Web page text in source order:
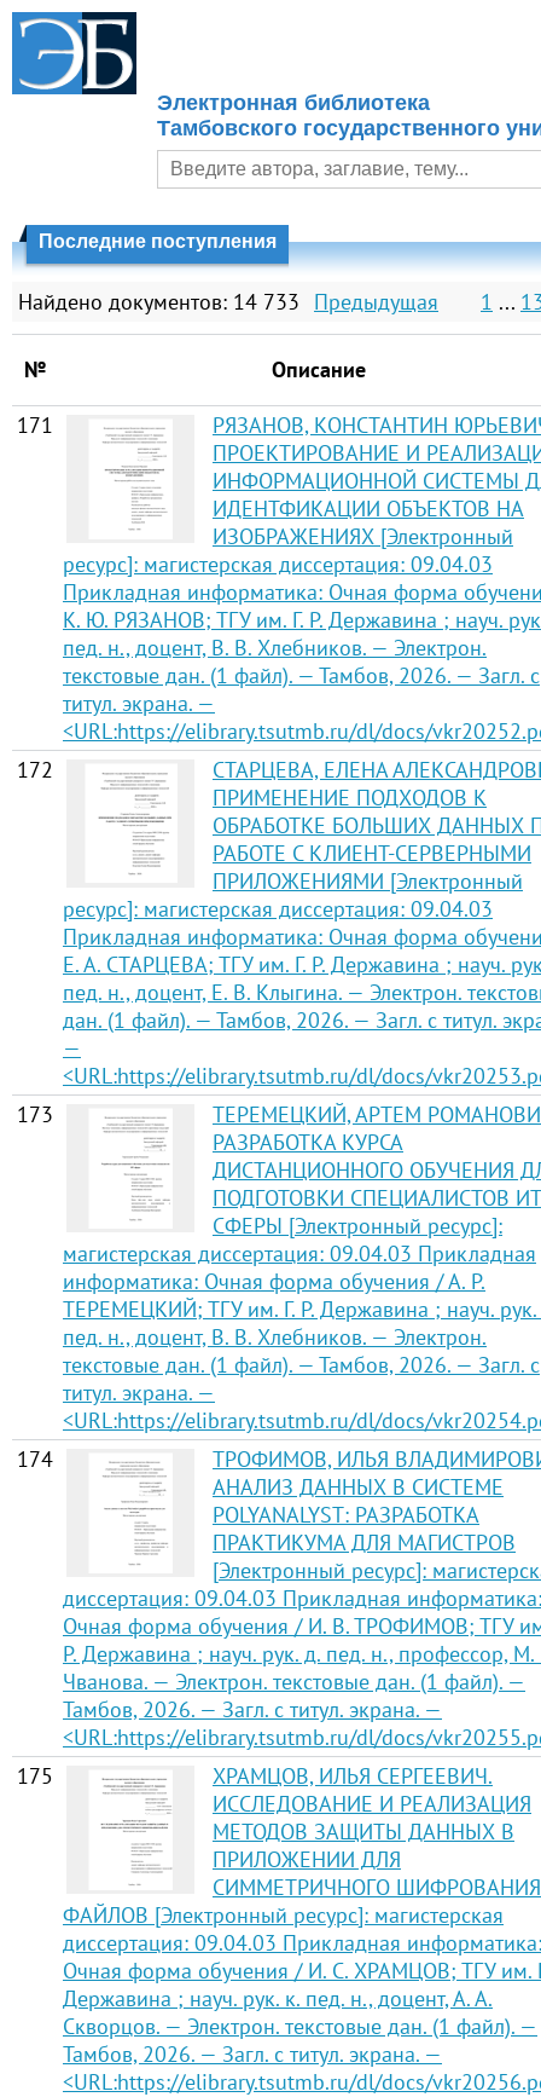
Электронная библиотека
Тамбовского государственного
Последние поступления
Найдено документов: 14 733 Предыдущая 1 ...
№
Описание
171
РЯЗАНОВ, КОНСТАНТИН
ПРОЕКТИРОВАНИЕ И
ИНФОРМАЦИОННОЙ СИСТЕМЫ
ИДЕНТФИКАЦИИ ОБЪЕКТОВ НА
ИЗОБРАЖЕНИЯХ [Электронный
ресурс]: магистерская диссертация: 09.04.03
Прикладная информатика: Очная форма
К. Ю. РЯЗАНОВ; ТГУ им. Г. Р. Державина ; науч.
пед. н., доцент, В. В. Хлебников. — Электрон.
текстовые дан. (1 файл). — Тамбов, 2026. — Загл. с
титул. экрана. —
<URL:https://elibrary.tsutmb.ru/dl/docs/
172
СТАРЦЕВА, ЕЛЕНА
ПРИМЕНЕНИЕ ПОДХОДОВ К
ОБРАБОТКЕ БОЛЬШИХ ДАННЫХ
РАБОТЕ С КЛИЕНТ-СЕРВЕРНЫМИ
ПРИЛОЖЕНИЯМИ [Электронный
ресурс]: магистерская диссертация: 09.04.03
Прикладная информатика: Очная форма
Е. А. СТАРЦЕВА; ТГУ им. Г. Р. Державина ; науч.
пед. н., доцент, Е. В. Клыгина. — Электрон.
дан. (1 файл). — Тамбов, 2026. — Загл. с титул.
—
<URL:https://elibrary.tsutmb.ru/dl/docs/
173
ТЕРЕМЕЦКИЙ, АРТЕМ
РАЗРАБОТКА КУРСА
ДИСТАНЦИОННОГО ОБУЧЕНИЯ
ПОДГОТОВКИ СПЕЦИАЛИСТОВ
СФЕРЫ [Электронный ресурс]:
магистерская диссертация: 09.04.03 Прикладная
информатика: Очная форма обучения / А. Р.
ТЕРЕМЕЦКИЙ; ТГУ им. Г. Р. Державина ; науч. рук.
пед. н., доцент, В. В. Хлебников. — Электрон.
текстовые дан. (1 файл). — Тамбов, 2026. — Загл. с
титул. экрана. —
<URL:https://elibrary.tsutmb.ru/dl/docs/
174
ТРОФИМОВ, ИЛЬЯ
АНАЛИЗ ДАННЫХ В СИСТЕМЕ
POLYANALYST: РАЗРАБОТКА
ПРАКТИКУМА ДЛЯ МАГИСТРОВ
[Электронный ресурс]:
диссертация: 09.04.03 Прикладная информатика:
Очная форма обучения / И. В. ТРОФИМОВ; ТГУ
Р. Державина ; науч. рук. д. пед. н., профессор, М.
Чванова. — Электрон. текстовые дан. (1 файл). —
Тамбов, 2026. — Загл. с титул. экрана. —
<URL:https://elibrary.tsutmb.ru/dl/docs/
175
ХРАМЦОВ, ИЛЬЯ СЕРГЕЕВИЧ.
ИССЛЕДОВАНИЕ И РЕАЛИЗАЦИЯ
МЕТОДОВ ЗАЩИТЫ ДАННЫХ В
ПРИЛОЖЕНИИ ДЛЯ
СИММЕТРИЧНОГО ШИФРОВАНИЯ
ФАЙЛОВ [Электронный ресурс]: магистерская
диссертация: 09.04.03 Прикладная информатика:
Очная форма обучения / И. С. ХРАМЦОВ; ТГУ им.
Державина ; науч. рук. к. пед. н., доцент, А. А.
Скворцов. — Электрон. текстовые дан. (1 файл). —
Тамбов, 2026. — Загл. с титул. экрана. —
<URL:https://elibrary.tsutmb.ru/dl/docs/